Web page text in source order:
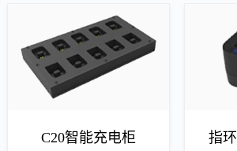
C20智能充电柜 指